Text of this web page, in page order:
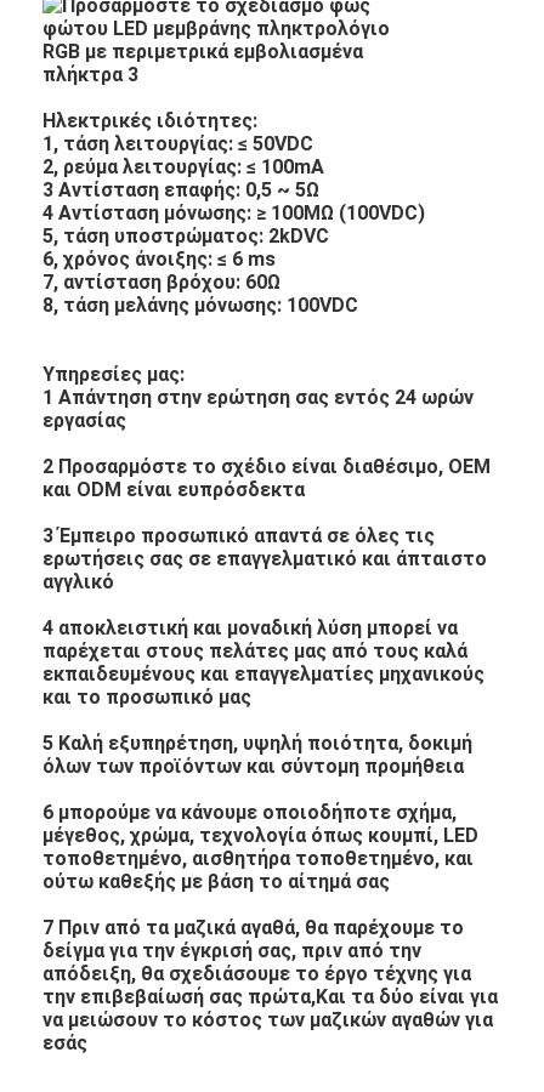
Ηλεκτρικές ιδιότητες:
1, τάση λειτουργίας: ≤ 50VDC
2, ρεύμα λειτουργίας: ≤ 100mA
3 Αντίσταση επαφής: 0,5 ~ 5Ω
4 Αντίσταση μόνωσης: ≥ 100MΩ (100VDC)
5, τάση υποστρώματος: 2kDVC
6, χρόνος άνοιξης: ≤ 6 ms
7, αντίσταση βρόχου: 60Ω
8, τάση μελάνης μόνωσης: 100VDC
Υπηρεσίες μας:
1 Απάντηση στην ερώτηση σας εντός 24 ωρών
εργασίας
2 Προσαρμόστε το σχέδιο είναι διαθέσιμο, OEM
και ODM είναι ευπρόσδεκτα
3 Έμπειρο προσωπικό απαντά σε όλες τις
ερωτήσεις σας σε επαγγελματικό και άπταιστο
αγγλικό
4 αποκλειστική και μοναδική λύση μπορεί να
παρέχεται στους πελάτες μας από τους καλά
εκπαιδευμένους και επαγγελματίες μηχανικούς
και το προσωπικό μας
5 Καλή εξυπηρέτηση, υψηλή ποιότητα, δοκιμή
όλων των προϊόντων και σύντομη προμήθεια
6 μπορούμε να κάνουμε οποιοδήποτε σχήμα,
μέγεθος, χρώμα, τεχνολογία όπως κουμπί, LED
τοποθετημένο, αισθητήρα τοποθετημένο, και
ούτω καθεξής με βάση το αίτημά σας
7 Πριν από τα μαζικά αγαθά, θα παρέχουμε το
δείγμα για την έγκρισή σας, πριν από την
απόδειξη, θα σχεδιάσουμε το έργο τέχνης για
την επιβεβαίωσή σας πρώτα,Και τα δύο είναι για
να μειώσουν το κόστος των μαζικών αγαθών για
εσάς